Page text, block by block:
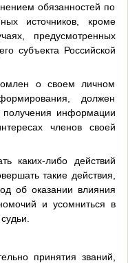
обязанностей по
источников, кроме
предусмотренных
субъекта Российской
о своем личном
должен
информации
членов своей
каких-либо действий
такие действия,
об оказании влияния
и усомниться в
принятия званий,